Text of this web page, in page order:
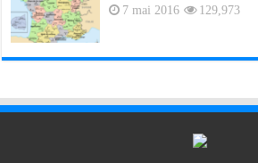
7 mai 2016 129,973